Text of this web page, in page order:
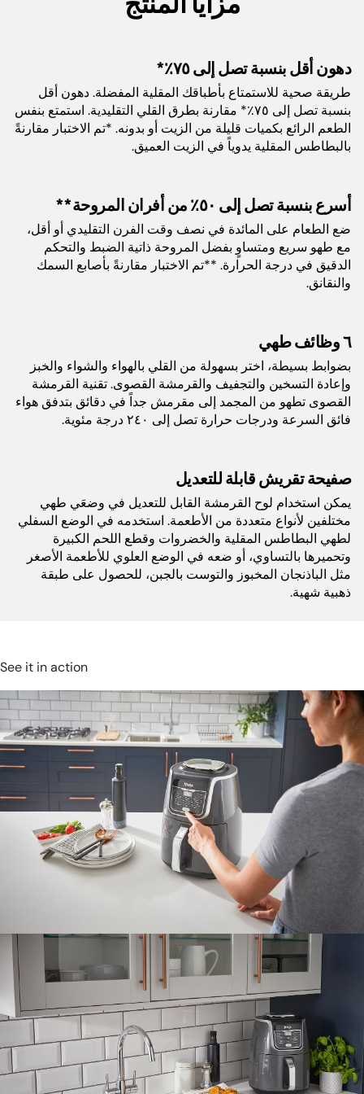
*تم الاختبار مقارنةً بالبطاطس المقلية يدوياً والمقلية بالزيت العميق.
الطراز: AF160ME
السعة: 5.2 لتر
اللون: رمادي
الضمان: سنتان
طول السلك:
أبعاد المنتج (سم):
٢ سم طول × ٢ سم عرض × ٢ سم
ارتفاع
دهون أقل بنسبة تصل إلى ٧٥٪*
طريقة صحية للاستمتاع بأطباقك المقلية المفضلة. دهون أقل
بنسبة تصل إلى ٧٥٪* مقارنة بطرق القلي التقليدية. استمتع بنفس
الطعم الرائع بكميات قليلة من الزيت أو بدونه. *تم الاختبار مقارنةً
بالبطاطس المقلية يدوياً في الزيت العميق.
أسرع بنسبة تصل إلى ٥٠٪ من أفران المروحة**
ضع الطعام على المائدة في نصف وقت الفرن التقليدي أو أقل،
مع طهو سريع ومتساوٍ بفضل المروحة ذاتية الضبط والتحكم
الدقيق في درجة الحرارة. **تم الاختبار مقارنةً بأصابع السمك
والنقانق.
٦ وظائف طهي
بضوابط بسيطة، اختر بسهولة من القلي بالهواء والشواء والخبز
وإعادة التسخين والتجفيف والقرمشة القصوى. تقنية القرمشة
القصوى تطهو من المجمد إلى مقرمش جداً في دقائق بتدفق هواء
فائق السرعة ودرجات حرارة تصل إلى ٢٤٠ درجة مئوية.
صفيحة تقريش قابلة للتعديل
يمكن استخدام لوح القرمشة القابل للتعديل في وضعَي طهي
مختلفين لأنواع متعددة من الأطعمة. استخدمه في الوضع السفلي
لطهي البطاطس المقلية والخضروات وقطع اللحم الكبيرة
وتحميرها بالتساوي، أو ضعه في الوضع العلوي للأطعمة الأصغر
مثل الباذنجان المخبوز والتوست بالجبن، للحصول على طبقة
ذهبية شهية.
See it in action